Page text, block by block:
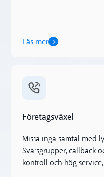
Läs mer
Företagsväxel
Missa inga samtal med
Svarsgrupper, callback
kontroll och hög
Läs mer